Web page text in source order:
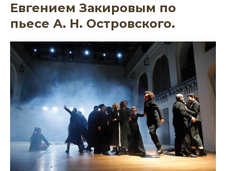
Евгением Закировым по
пьесе А. Н. Островского.